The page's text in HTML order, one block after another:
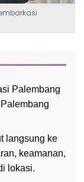
Palembang
langsung ke
keamanan,
lokasi.